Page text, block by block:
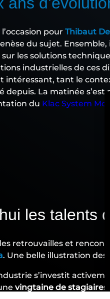
pour Thibaut
du sujet.
les solutions
industrielles de ces
intéressant, tant le
depuis. La matinée s’est
du Klac System
les talents
retrouvailles et
. Une belle illustration
s’investit
vingtaine de stagiaires